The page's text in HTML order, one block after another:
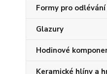
Formy pro
Glazury
Hodinové
Keramické hlíny a